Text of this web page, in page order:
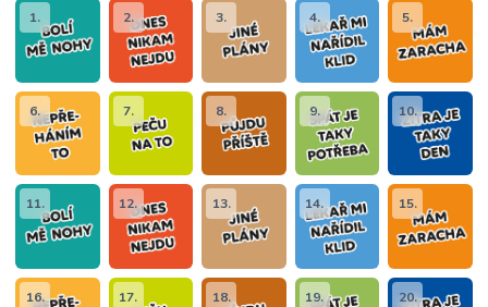
1. 2. 3. 4. 5.
6. 7. 8. 9. 10.
11. 12. 13. 14. 15.
16. 17. 18. 19. 20.